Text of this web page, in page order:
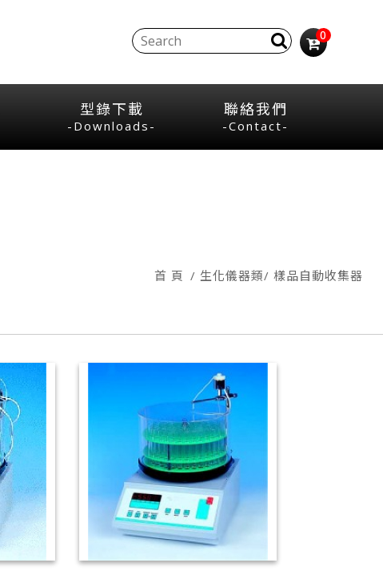
0
型錄下載
-Downloads-
聯絡我們
-Contact-
首 頁 生化儀器類 樣品自動收集器